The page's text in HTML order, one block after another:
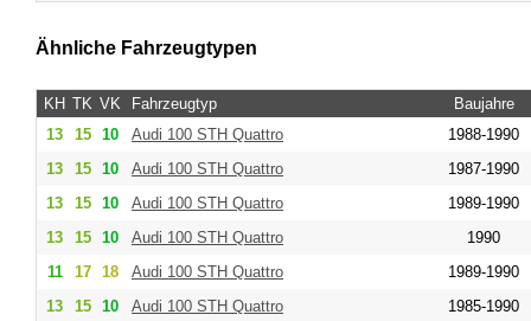
Ähnliche Fahrzeugtypen
KH TK VK Fahrzeugtyp
Baujahre
13
15 10 Audi 100 STH Quattro
1988-1990
13
15 10 Audi 100 STH Quattro
1987-1990
13
15 10 Audi 100 STH Quattro
1989-1990
13
15 10 Audi 100 STH Quattro
1990
11
17 18 Audi 100 STH Quattro
1989-1990
13
15 10 Audi 100 STH Quattro
1985-1990